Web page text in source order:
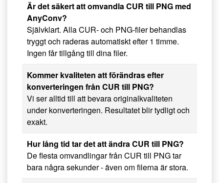
Är det säkert att omvandla CUR till PNG med
AnyConv?
Självklart. Alla CUR- och PNG-filer behandlas
tryggt och raderas automatiskt efter 1 timme.
Ingen får tillgång till dina filer.
Kommer kvaliteten att förändras efter
konverteringen från CUR till PNG?
Vi ser alltid till att bevara originalkvaliteten
under konverteringen. Resultatet blir tydligt och
exakt.
Hur lång tid tar det att ändra CUR till PNG?
De flesta omvandlingar från CUR till PNG tar
bara några sekunder - även om filerna är stora.